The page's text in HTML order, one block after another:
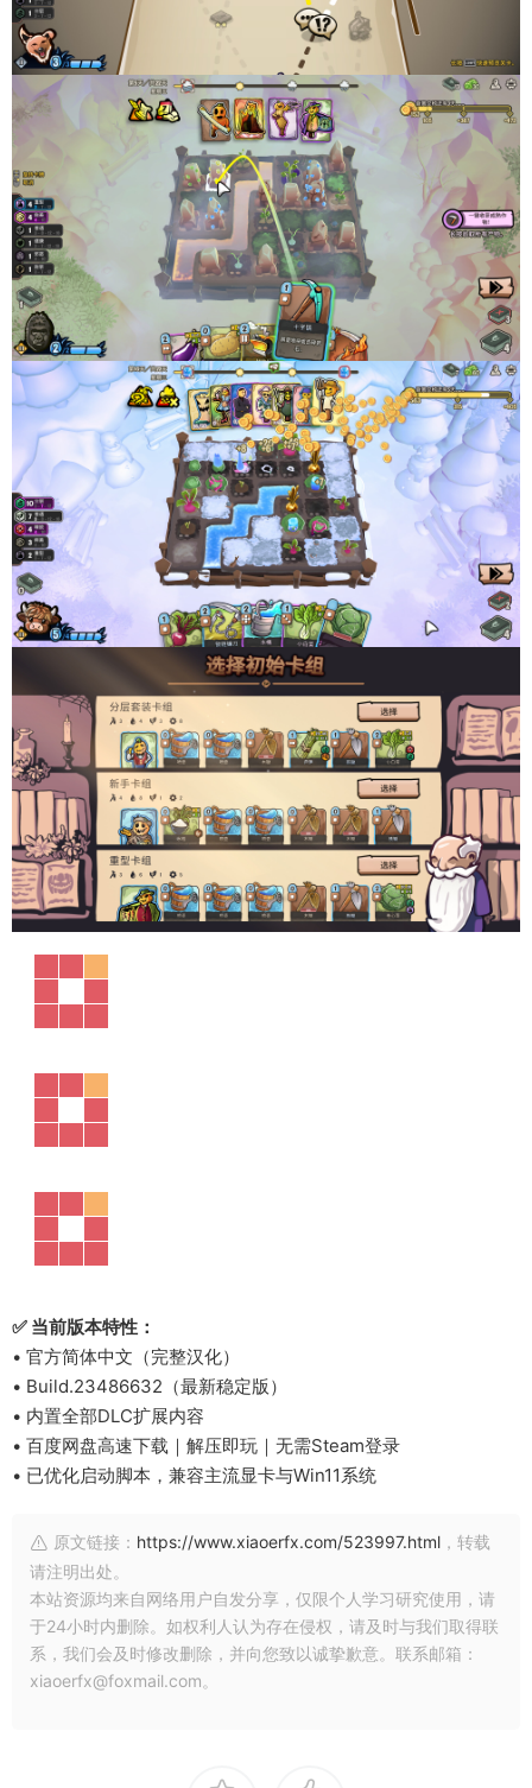
✅ 当前版本特性：
• 官方简体中文（完整汉化）
• Build.23486632（最新稳定版）
• 内置全部DLC扩展内容
• 百度网盘高速下载｜解压即玩｜无需Steam登录
• 已优化启动脚本，兼容主流显卡与Win11系统
原文链接： https://www.xiaoerfx.com/523997.html ，转载
请注明出处。
本站资源均来自网络用户自发分享，仅限个人学习研究使用，请
于24小时内删除。如权利人认为存在侵权，请及时与我们取得联
系，我们会及时修改删除，并向您致以诚挚歉意。联系邮箱：
xiaoerfx@foxmail.com。